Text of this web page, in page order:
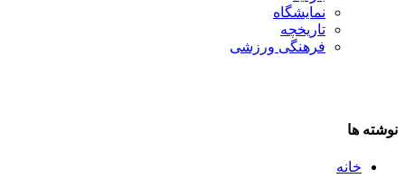
نمایشگاه
تاريخچه
فرهنگی ورزشی
نوشته ها
خانه